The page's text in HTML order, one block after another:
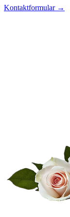
Kontaktformular →